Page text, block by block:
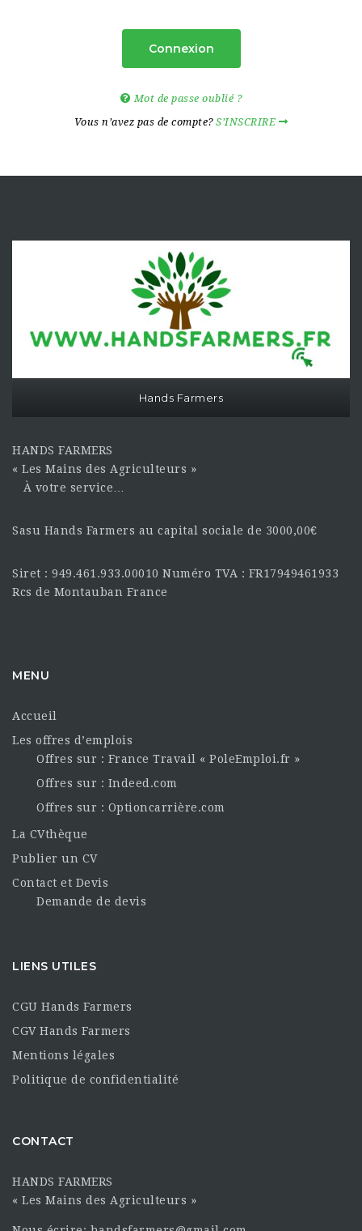
Connexion
Mot de passe oublié ?
Vous n’avez pas de compte?S’INSCRIRE
Hands Farmers
HANDS FARMERS
« Les Mains des Agriculteurs »
À votre service…
Sasu Hands Farmers au capital sociale de 3000,00€
Siret : 949.461.933.00010 Numéro TVA : FR17949461933
Rcs de Montauban France
MENU
Accueil
Les offres d’emplois
Offres sur : France Travail « PoleEmploi.fr »
Offres sur : Indeed.com
Offres sur : Optioncarrière.com
La CVthèque
Publier un CV
Contact et Devis
Demande de devis
LIENS UTILES
CGU Hands Farmers
CGV Hands Farmers
Mentions légales
Politique de confidentialité
CONTACT
HANDS FARMERS
« Les Mains des Agriculteurs »